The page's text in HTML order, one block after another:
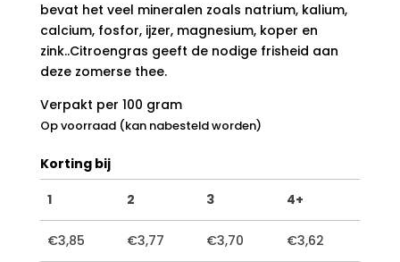
bevat het veel mineralen zoals natrium, kalium,
calcium, fosfor, ijzer, magnesium, koper en
zink..Citroengras geeft de nodige frisheid aan
deze zomerse thee.
Verpakt per 100 gram
Op voorraad (kan nabesteld worden)
Korting bij
1
2 3 4+
€3,85 €3,77 €3,70 €3,62